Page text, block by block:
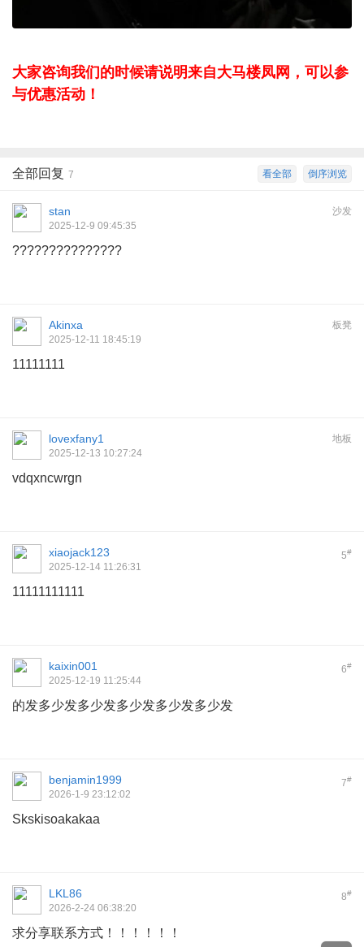
大家咨询我们的时候请说明来自大马楼凤网，可以参
与优惠活动！
倒序浏览
看全部
全部回复 7
沙发
stan
2025-12-9 09:45:35
???????????????
板凳
Akinxa
2025-12-11 18:45:19
11111111
地板
lovexfany1
2025-12-13 10:27:24
vdqxncwrgn
5#
xiaojack123
2025-12-14 11:26:31
11111111111
6#
kaixin001
2025-12-19 11:25:44
的发多少发多少发多少发多少发多少发
7#
benjamin1999
2026-1-9 23:12:02
Skskisoakakaa
8#
LKL86
2026-2-24 06:38:20
求分享联系方式！！！！！！